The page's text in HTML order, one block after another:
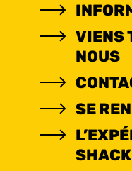
VIENS
NOUS
SE
SHACK